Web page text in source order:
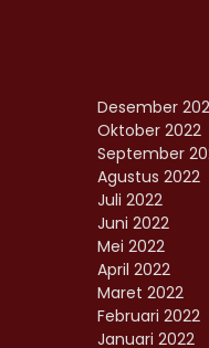
Desember
Oktober 2022
September
Agustus 2022
Juli 2022
Juni 2022
Mei 2022
April 2022
Maret 2022
Februari 2022
Januari 2022